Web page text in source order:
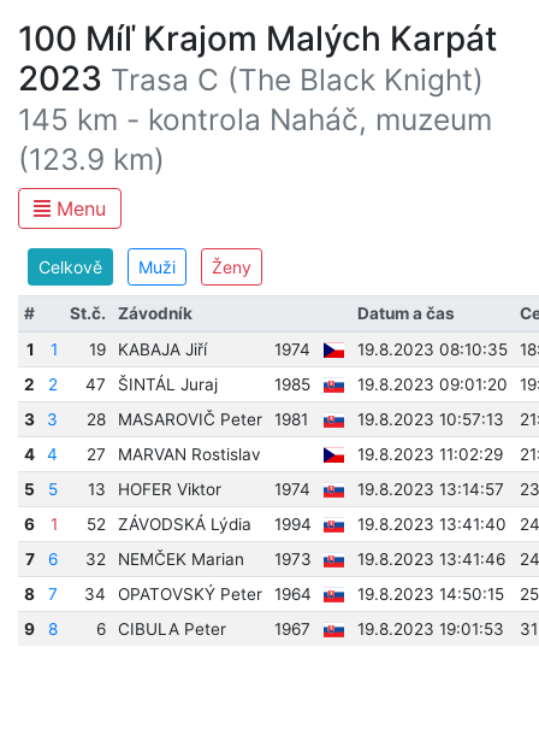
100 Míľ Krajom Malých Karpát
2023 Trasa C (The Black Knight)
145 km - kontrola Naháč, muzeum
(123.9 km)
Menu
Celkově Muži Ženy
# St.č. Závodník Datum a čas
1
1 19 KABAJA Jiří 1974 19.8.2023 08:10:35
2
2 47 ŠINTÁL Juraj 1985 19.8.2023 09:01:20
3
3 28 MASAROVIČ Peter 1981 19.8.2023 10:57:13
4
4 27 MARVAN Rostislav 19.8.2023 11:02:29
5
5 13 HOFER Viktor 1974 19.8.2023 13:14:57
6
1 52 ZÁVODSKÁ Lýdia 1994 19.8.2023 13:41:40
7
6 32 NEMČEK Marian 1973 19.8.2023 13:41:46
8
7 34 OPATOVSKÝ Peter 1964 19.8.2023 14:50:15
9
8 6 CIBULA Peter 1967 19.8.2023 19:01:53